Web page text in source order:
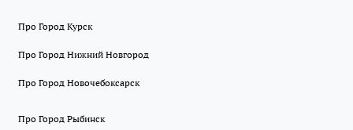
Про Город Курск
Про Город Нижний Новгород
Про Город Новочебоксарск
Про Город Рыбинск